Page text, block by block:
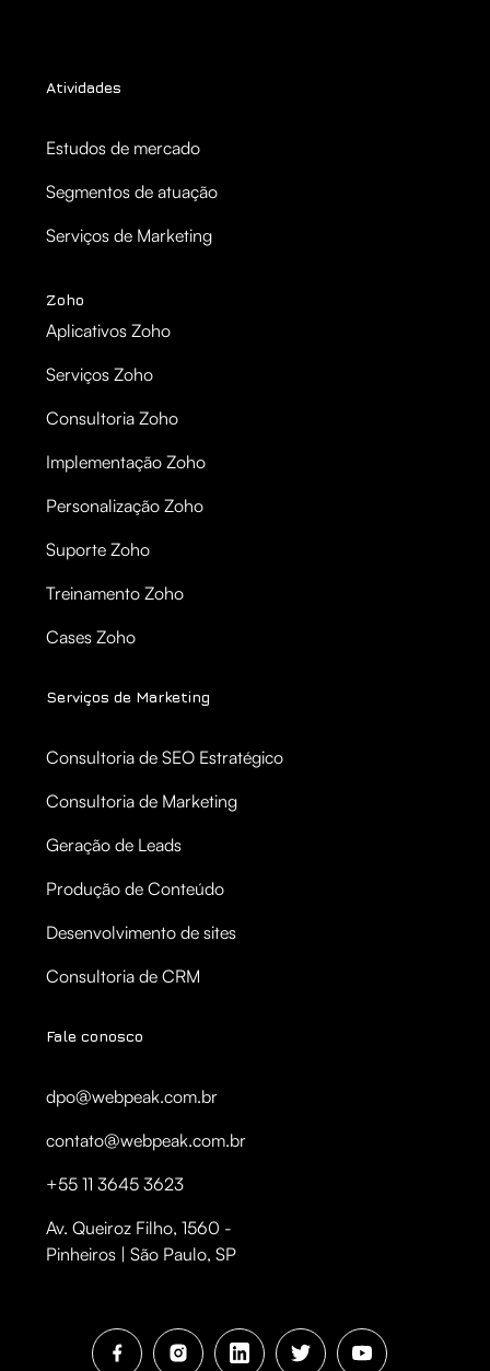
Atividades
Estudos de mercado
Segmentos de atuação
Serviços de Marketing
Zoho
Aplicativos Zoho
Serviços Zoho
Consultoria Zoho
Implementação Zoho
Personalização Zoho
Suporte Zoho
Treinamento Zoho
Cases Zoho
Serviços de Marketing
Consultoria de SEO Estratégico
Consultoria de Marketing
Geração de Leads
Produção de Conteúdo
Desenvolvimento de sites
Consultoria de CRM
Fale conosco
dpo@webpeak.com.br
contato@webpeak.com.br
+55 11 3645 3623
Av. Queiroz Filho, 1560 -
Pinheiros | São Paulo, SP